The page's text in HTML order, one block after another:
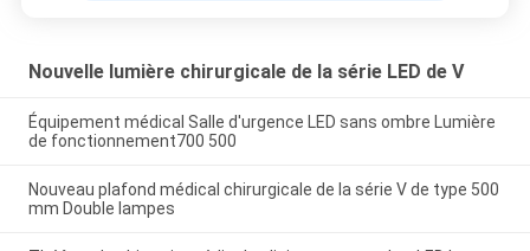
Nouvelle lumière chirurgicale de la série LED de V
Équipement médical Salle d'urgence LED sans ombre Lumière
de fonctionnement700 500
Nouveau plafond médical chirurgicale de la série V de type 500
mm Double lampes